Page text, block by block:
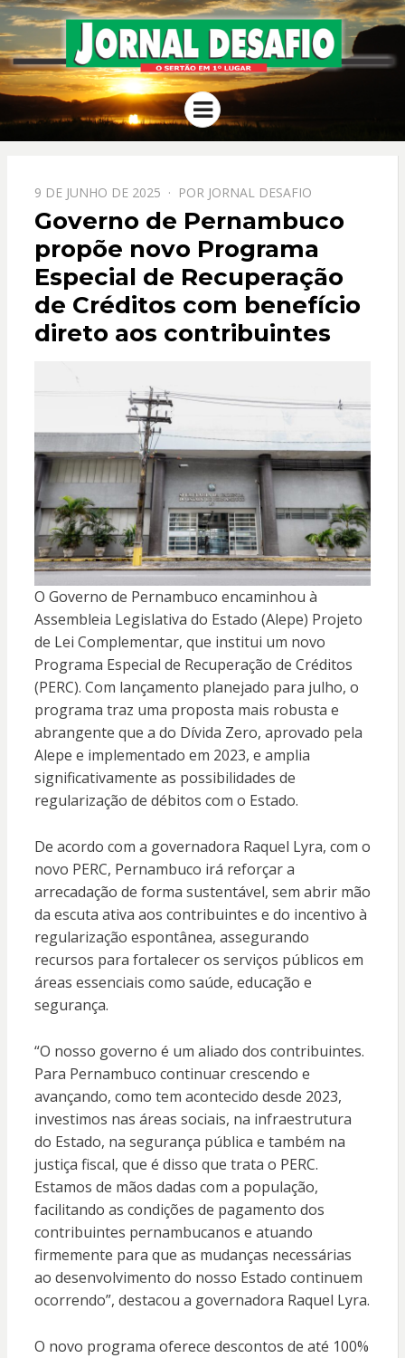
JORNAL
DESAFIO
O Sertão em 1º Lugar
Menu
PPOSTADO
EM
9 DE JUNHO DE 2025 POR JORNAL DESAFIO
Governo de Pernambuco
propõe novo Programa
Especial de Recuperação
de Créditos com benefício
direto aos contribuintes
O Governo de Pernambuco encaminhou à
Assembleia Legislativa do Estado (Alepe) Projeto
de Lei Complementar, que institui um novo
Programa Especial de Recuperação de Créditos
(PERC). Com lançamento planejado para julho, o
programa traz uma proposta mais robusta e
abrangente que a do Dívida Zero, aprovado pela
Alepe e implementado em 2023, e amplia
significativamente as possibilidades de
regularização de débitos com o Estado.
De acordo com a governadora Raquel Lyra, com o
novo PERC, Pernambuco irá reforçar a
arrecadação de forma sustentável, sem abrir mão
da escuta ativa aos contribuintes e do incentivo à
regularização espontânea, assegurando
recursos para fortalecer os serviços públicos em
áreas essenciais como saúde, educação e
segurança.
“O nosso governo é um aliado dos contribuintes.
Para Pernambuco continuar crescendo e
avançando, como tem acontecido desde 2023,
investimos nas áreas sociais, na infraestrutura
do Estado, na segurança pública e também na
justiça fiscal, que é disso que trata o PERC.
Estamos de mãos dadas com a população,
facilitando as condições de pagamento dos
contribuintes pernambucanos e atuando
firmemente para que as mudanças necessárias
ao desenvolvimento do nosso Estado continuem
ocorrendo”, destacou a governadora Raquel Lyra.
O novo programa oferece descontos de até 100%